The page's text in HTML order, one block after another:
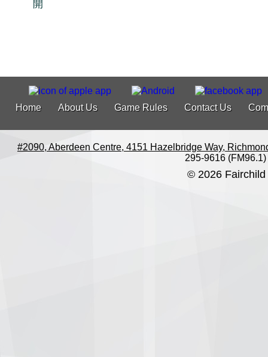
開
Home About Us Game Rules Contact Us
#2090, Aberdeen Centre, 4151 Hazelbridge Way,
295-9616 (FM96.1)
© 2026 Fairchild